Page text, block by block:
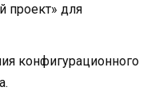
проект» для
конфигурационного